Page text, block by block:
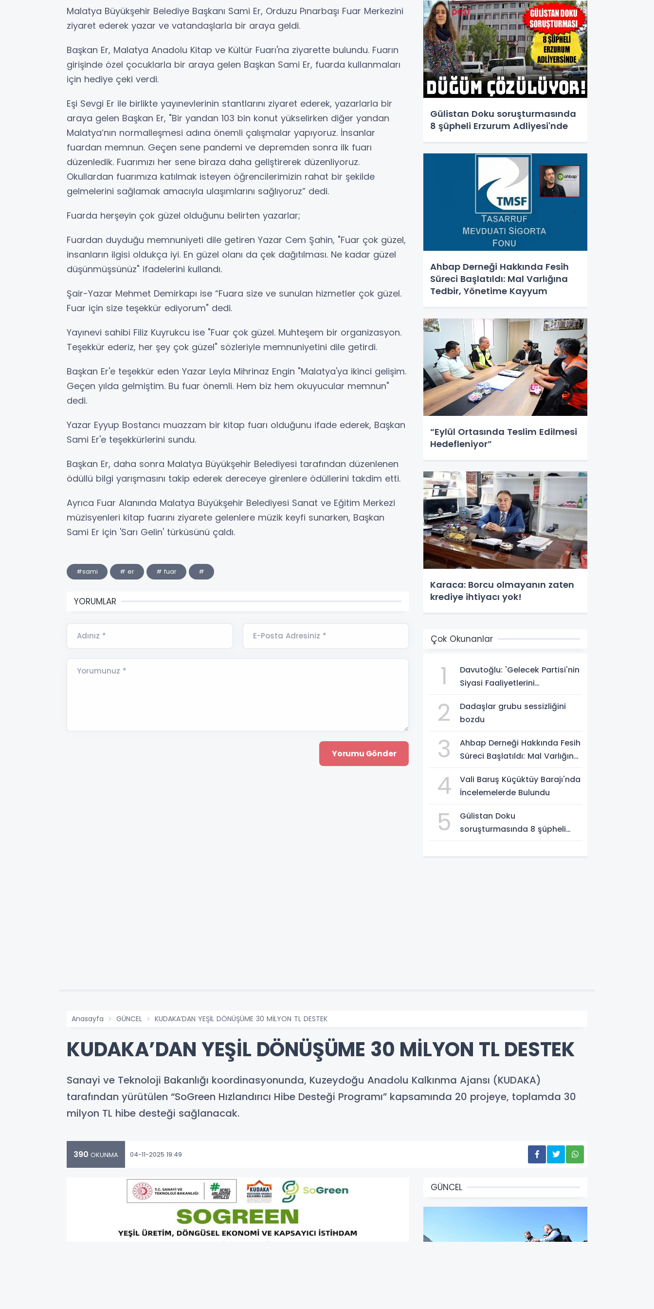
Malatya Büyükşehir Belediye Başkanı Sami Er, Orduzu Pınarbaşı Fuar Merkezini
ziyaret ederek yazar ve vatandaşlarla bir araya geldi.
Başkan Er, Malatya Anadolu Kitap ve Kültür Fuarı'na ziyarette bulundu. Fuarın
girişinde özel çocuklarla bir araya gelen Başkan Sami Er, fuarda kullanmaları
için hediye çeki verdi.
Eşi Sevgi Er ile birlikte yayınevlerinin stantlarını ziyaret ederek, yazarlarla bir
araya gelen Başkan Er, "Bir yandan 103 bin konut yükselirken diğer yandan
Malatya’nın normalleşmesi adına önemli çalışmalar yapıyoruz. İnsanlar
fuardan memnun. Geçen sene pandemi ve depremden sonra ilk fuarı
düzenledik. Fuarımızı her sene biraza daha geliştirerek düzenliyoruz.
Okullardan fuarımıza katılmak isteyen öğrencilerimizin rahat bir şekilde
gelmelerini sağlamak amacıyla ulaşımlarını sağlıyoruz” dedi.
Fuarda herşeyin çok güzel olduğunu belirten yazarlar;
Fuardan duyduğu memnuniyeti dile getiren Yazar Cem Şahin, "Fuar çok güzel,
insanların ilgisi oldukça iyi. En güzel olanı da çek dağıtılması. Ne kadar güzel
düşünmüşsünüz" ifadelerini kullandı.
Şair-Yazar Mehmet Demirkapı ise “Fuara size ve sunulan hizmetler çok güzel.
Fuar için size teşekkür ediyorum" dedi.
Yayınevi sahibi Filiz Kuyrukcu ise "Fuar çok güzel. Muhteşem bir organizasyon.
Teşekkür ederiz, her şey çok güzel" sözleriyle memnuniyetini dile getirdi.
Başkan Er'e teşekkür eden Yazar Leyla Mihrinaz Engin "Malatya'ya ikinci gelişim.
Geçen yılda gelmiştim. Bu fuar önemli. Hem biz hem okuyucular memnun"
dedi.
Yazar Eyyup Bostancı muazzam bir kitap fuarı olduğunu ifade ederek, Başkan
Sami Er'e teşekkürlerini sundu.
Başkan Er, daha sonra Malatya Büyükşehir Belediyesi tarafından düzenlenen
ödüllü bilgi yarışmasını takip ederek dereceye girenlere ödüllerini takdim etti.
Ayrıca Fuar Alanında Malatya Büyükşehir Belediyesi Sanat ve Eğitim Merkezi
müzisyenleri kitap fuarını ziyarete gelenlere müzik keyfi sunarken, Başkan
Sami Er için 'Sarı Gelin' türküsünü çaldı.
#sami # er # fuar #
YORUMLAR
Adınız * E-Posta Adresiniz *
Yorumunuz *
Gülistan Doku soruşturmasında
8 şüpheli Erzurum Adliyesi'nde
Ahbap Derneği Hakkında Fesih
Süreci Başlatıldı: Mal Varlığına
Tedbir, Yönetime Kayyum
“Eylül Ortasında Teslim Edilmesi
Hedefleniyor”
Karaca: Borcu olmayanın zaten
krediye ihtiyacı yok!
Çok Okunanlar
1
Davutoğlu: 'Gelecek Partisi'nin
Siyasi Faaliyetlerini
2
Dadaşlar grubu sessizliğini
bozdu
3
Ahbap Derneği Hakkında Fesih
Süreci Başlatıldı: Mal Varlığına
4
Vali Baruş Küçüktüy Barajı'nda
İncelemelerde Bulundu
5
Gülistan Doku
soruşturmasında 8 şüpheli
Anasayfa GÜNCEL KUDAKA’DAN YEŞİL DÖNÜŞÜME 30 MİLYON TL DESTEK
KUDAKA’DAN YEŞİL DÖNÜŞÜME 30 MİLYON TL DESTEK
Sanayi ve Teknoloji Bakanlığı koordinasyonunda, Kuzeydoğu Anadolu Kalkınma Ajansı (KUDAKA)
tarafından yürütülen “SoGreen Hızlandırıcı Hibe Desteği Programı” kapsamında 20 projeye, toplamda 30
milyon TL hibe desteği sağlanacak.
390 OKUNMA 04-11-2025 19:49
GÜNCEL